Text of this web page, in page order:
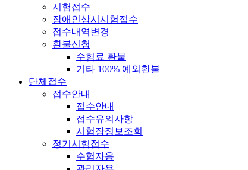
시험접수
장애인상시시험접수
접수내역변경
환불신청
수험료 환불
기타 100% 예외환불
단체접수
접수안내
접수안내
접수유의사항
시험장정보조회
정기시험접수
수험자용